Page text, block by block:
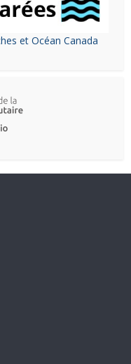
et Océan Canada